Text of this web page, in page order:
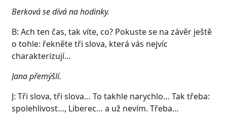
Berková se dívá na hodinky.
B: Ach ten čas, tak víte, co? Pokuste se na závěr ještě
o tohle: řekněte tři slova, která vás nejvíc
charakterizují…
Jana přemýšlí.
J: Tři slova, tři slova… To takhle narychlo… Tak třeba:
spolehlivost…, Liberec… a už nevím. Třeba…